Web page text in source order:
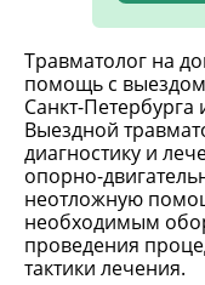
Травматолог на
помощь с
Санкт-Петербурга
Выездной
диагностику и
опорно-
неотложную
необходимым
проведения
тактики лечения.